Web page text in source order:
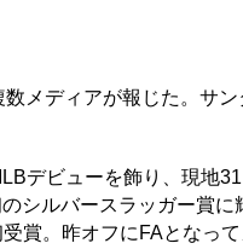
メディアが報じた。サン
デビューを飾り、現地
シルバースラッガー賞に
賞。昨オフにFAとなっ